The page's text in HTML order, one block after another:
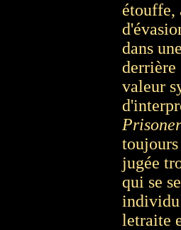
étouffe,
dans
derrière
valeur
Prisoner
jugée
qui se
individu
letraite